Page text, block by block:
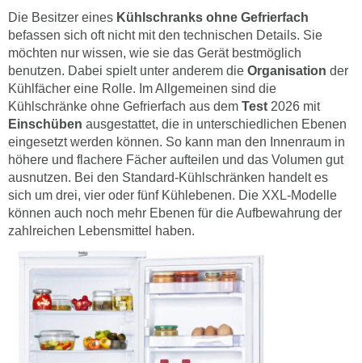
Die Besitzer eines Kühlschranks ohne Gefrierfach
befassen sich oft nicht mit den technischen Details. Sie
möchten nur wissen, wie sie das Gerät bestmöglich
benutzen. Dabei spielt unter anderem die Organisation der
Kühlfächer eine Rolle. Im Allgemeinen sind die
Kühlschränke ohne Gefrierfach aus dem Test 2026 mit
Einschüben ausgestattet, die in unterschiedlichen Ebenen
eingesetzt werden können. So kann man den Innenraum in
höhere und flachere Fächer aufteilen und das Volumen gut
ausnutzen. Bei den Standard-Kühlschränken handelt es
sich um drei, vier oder fünf Kühlebenen. Die XXL-Modelle
können auch noch mehr Ebenen für die Aufbewahrung der
zahlreichen Lebensmittel haben.